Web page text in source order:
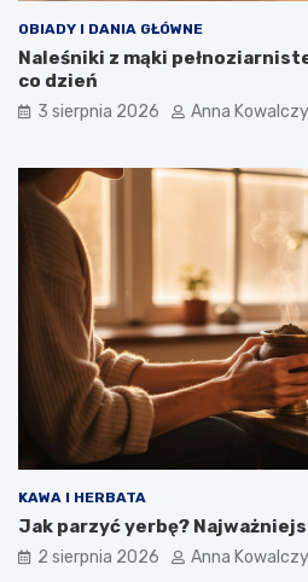
OBIADY I DANIA GŁÓWNE
Naleśniki z mąki
co dzień
3 sierpnia 2026 Anna
KAWA I HERBATA
Jak parzyć yerbę?
2 sierpnia 2026 Anna